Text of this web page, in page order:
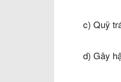
c) Quỹ
d) Gây